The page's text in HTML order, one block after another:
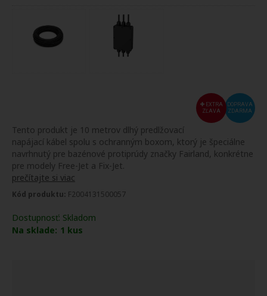
DOPRAVA
ZDARMA
EXTRA
ZĽAVA
Tento produkt je 10 metrov dlhý predlžovací
napájací kábel spolu s ochranným boxom, ktorý je špeciálne
navrhnutý pre bazénové protiprúdy značky Fairland, konkrétne
pre modely Free-Jet a Fix-Jet.
prečítajte si viac
Kód produktu: F2004131500057
Dostupnosť: Skladom
Na sklade: 1 kus